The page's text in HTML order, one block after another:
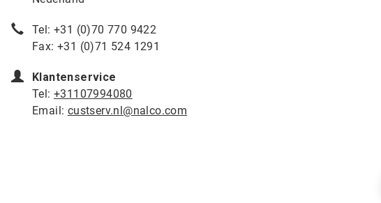
Tel: +31 (0)70 770 9422
Fax: +31 (0)71 524 1291
Klantenservice
Tel: +31107994080
Email: custserv.nl@nalco.com